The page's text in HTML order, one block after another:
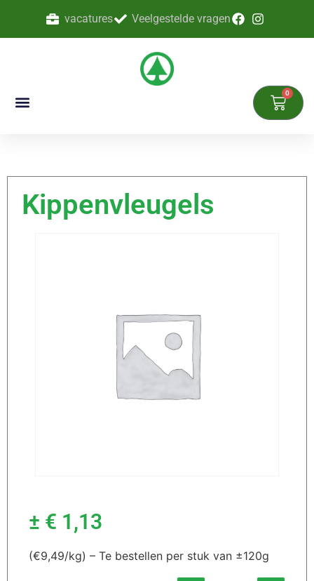
vacatures Veelgestelde vragen
0
Kippenvleugels
± € 1,13
(€9,49/kg) – Te bestellen per stuk van ±120g